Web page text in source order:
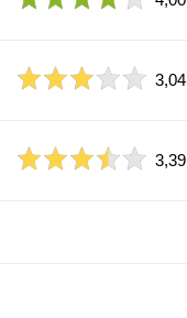
3,04
3,39